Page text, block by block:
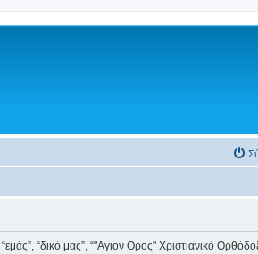
“δικό μας”, “"Αγιον Ορος" Χριστιανικό